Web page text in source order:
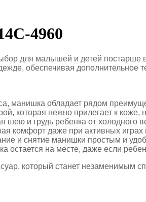
4960
для малышей и детей постарше
обеспечивая дополнительное
манишка обладает рядом
которая нежно прилегает к
и грудь ребенка от холодного
комфорт даже при активных играх
и снятие манишки простым и
на месте, даже если
который станет незаменимым